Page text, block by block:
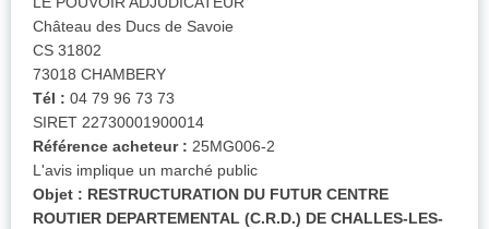
Château des Ducs de Savoie
CS 31802
73018 CHAMBERY
Tél : 04 79 96 73 73
SIRET 22730001900014
Référence acheteur : 25MG006-2
L'avis implique un marché public
Objet : RESTRUCTURATION DU FUTUR CENTRE
ROUTIER DEPARTEMENTAL (C.R.D.) DE CHALLES-LES-